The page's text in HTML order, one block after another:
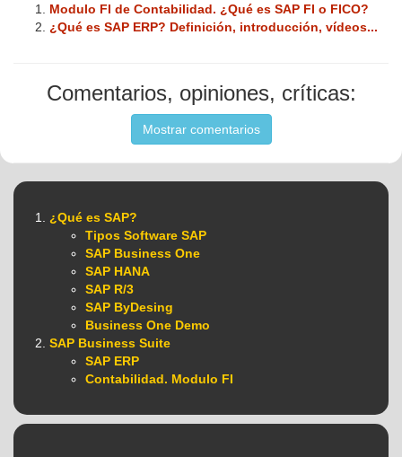
Modulo FI de Contabilidad. ¿Qué es SAP FI o FICO?
¿Qué es SAP ERP? Definición, introducción, vídeos...
Comentarios, opiniones, críticas:
Mostrar comentarios
¿Qué es SAP?
Tipos Software SAP
SAP Business One
SAP HANA
SAP R/3
SAP ByDesing
Business One Demo
SAP Business Suite
SAP ERP
Contabilidad. Modulo FI